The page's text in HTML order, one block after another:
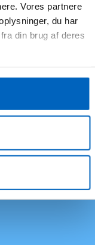
Vores partnere
du har
din brug af deres
Odense